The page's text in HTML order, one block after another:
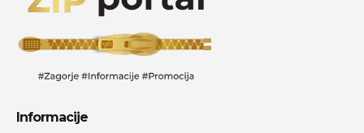
Informacije